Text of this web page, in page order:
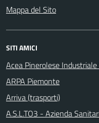
Mappa del Sito
SITI AMICI
Acea Pinerolese Industriale
ARPA Piemonte
Arriva (trasporti)
A.S.L.TO3 - Azienda